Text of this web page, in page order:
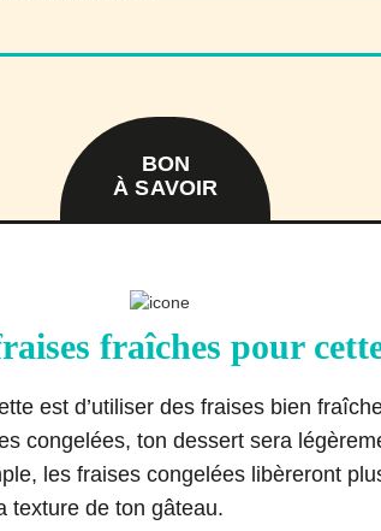
BON
À SAVOIR
fraîches pour
est d’utiliser des fraises bien
congelées, ton dessert sera
les fraises congelées libèreront
texture de ton gâteau.